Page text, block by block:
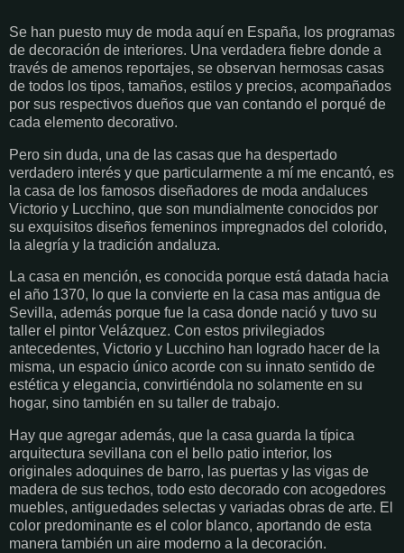
Se han puesto muy de moda aquí en España, los programas
de decoración de interiores. Una verdadera fiebre donde a
través de amenos reportajes, se observan hermosas casas
de todos los tipos, tamaños, estilos y precios, acompañados
por sus respectivos dueños que van contando el porqué de
cada elemento decorativo.
Pero sin duda, una de las casas que ha despertado
verdadero interés y que particularmente a mí me encantó, es
la casa de los famosos diseñadores de moda andaluces
Victorio y Lucchino, que son mundialmente conocidos por
su exquisitos diseños femeninos impregnados del colorido,
la alegría y la tradición andaluza.
La casa en mención, es conocida porque está datada hacia
el año 1370, lo que la convierte en la casa mas antigua de
Sevilla, además porque fue la casa donde nació y tuvo su
taller el pintor Velázquez. Con estos privilegiados
antecedentes, Victorio y Lucchino han logrado hacer de la
misma, un espacio único acorde con su innato sentido de
estética y elegancia, convirtiéndola no solamente en su
hogar, sino también en su taller de trabajo.
Hay que agregar además, que la casa guarda la típica
arquitectura sevillana con el bello patio interior, los
originales adoquines de barro, las puertas y las vigas de
madera de sus techos, todo esto decorado con acogedores
muebles, antiguedades selectas y variadas obras de arte. El
color predominante es el color blanco, aportando de esta
manera también un aire moderno a la decoración.